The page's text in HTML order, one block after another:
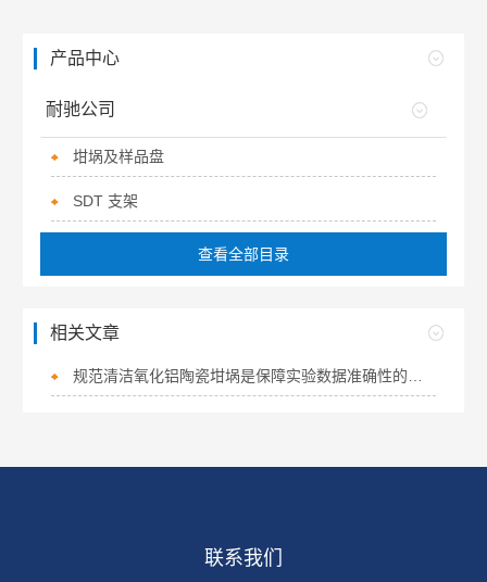
产品中心
耐驰公司
坩埚及样品盘
SDT 支架
查看全部目录
相关文章
联系我们